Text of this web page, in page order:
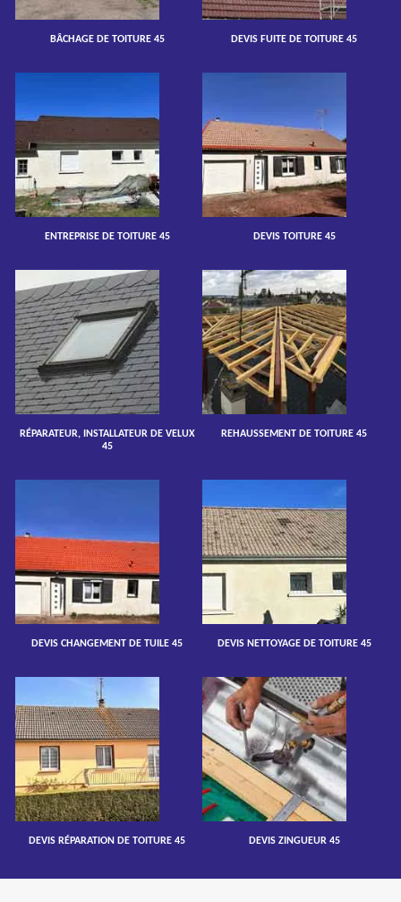
BÂCHAGE DE TOITURE 45 DEVIS FUITE DE TOITURE 45
ENTREPRISE DE TOITURE 45 DEVIS TOITURE 45
RÉPARATEUR, INSTALLATEUR DE VELUX
45
REHAUSSEMENT DE TOITURE 45
DEVIS CHANGEMENT DE TUILE 45 DEVIS NETTOYAGE DE TOITURE 45
DEVIS RÉPARATION DE TOITURE 45 DEVIS ZINGUEUR 45